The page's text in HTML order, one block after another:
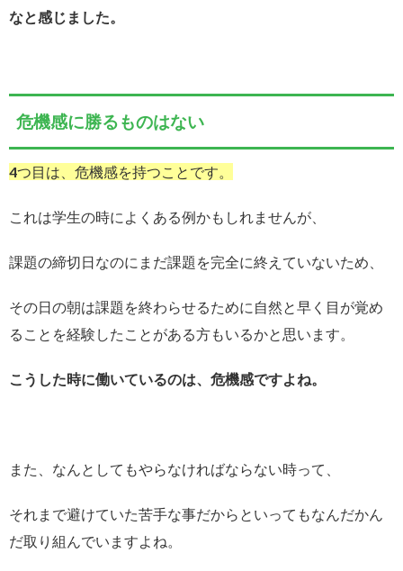
なと感じました。
危機感に勝るものはない
4つ目は、危機感を持つことです。
これは学生の時によくある例かもしれませんが、
課題の締切日なのにまだ課題を完全に終えていないため、
その日の朝は課題を終わらせるために自然と早く目が覚め
ることを経験したことがある方もいるかと思います。
こうした時に働いているのは、危機感ですよね。
また、なんとしてもやらなければならない時って、
それまで避けていた苦手な事だからといってもなんだかん
だ取り組んでいますよね。